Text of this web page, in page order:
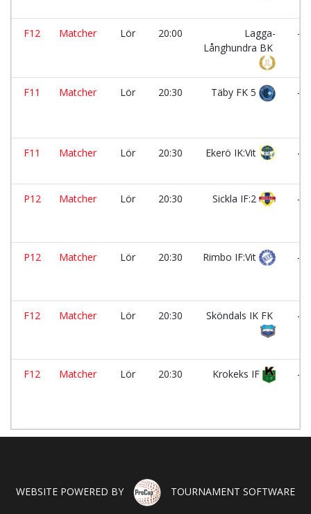
F12 Matcher Lör 20:00
Lagga-
Långhundra BK
-
F11 Matcher Lör 20:30 Täby FK 5 -
F11 Matcher Lör 20:30 Ekerö IK:Vit -
P12 Matcher Lör 20:30 Sickla IF:2 -
P12 Matcher Lör 20:30 Rimbo IF:Vit -
F12 Matcher Lör 20:30 Sköndals IK FK -
F12 Matcher Lör 20:30 Krokeks IF -
WEBSITE POWERED BY TOURNAMENT SOFTWARE